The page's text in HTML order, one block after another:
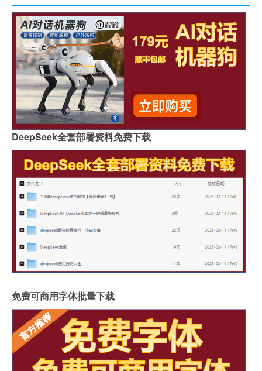
DeepSeek全套部署资料免费下载
免费可商用字体批量下载